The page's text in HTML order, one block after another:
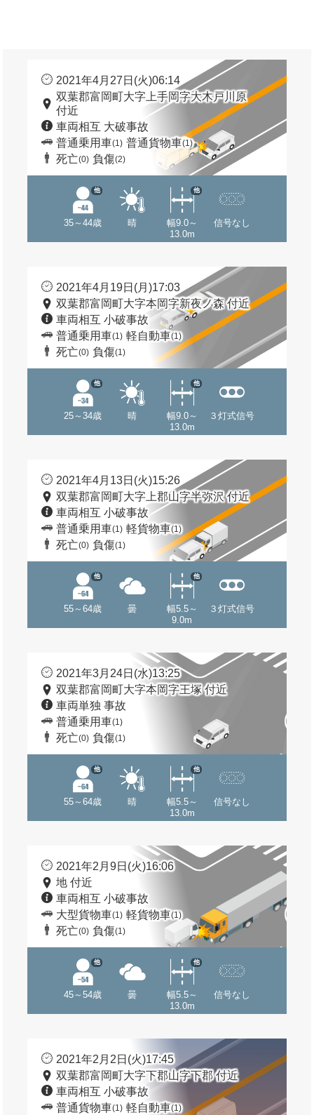
2021年4月27日(火)06:14
双葉郡富岡町大字上手岡字大木戸川原
付近
車両相互 大破事故
普通乗用車(1) 普通貨物車(1)
死亡(0) 負傷(2)
35～44歳
他
晴
幅9.0～
13.0m
他
信号なし
2021年4月19日(月)17:03
双葉郡富岡町大字本岡字新夜ノ森 付近
車両相互 小破事故
普通乗用車(1) 軽自動車(1)
死亡(0) 負傷(1)
25～34歳
他
晴
幅9.0～
13.0m
他
３灯式信号
2021年4月13日(火)15:26
双葉郡富岡町大字上郡山字半弥沢 付近
車両相互 小破事故
普通乗用車(1) 軽貨物車(1)
死亡(0) 負傷(1)
55～64歳
他
曇
幅5.5～
9.0m
他
３灯式信号
2021年3月24日(水)13:25
双葉郡富岡町大字本岡字王塚 付近
車両単独 事故
普通乗用車(1)
死亡(0) 負傷(1)
55～64歳
他
晴
幅5.5～
13.0m
他
信号なし
2021年2月9日(火)16:06
地 付近
車両相互 小破事故
大型貨物車(1) 軽貨物車(1)
死亡(0) 負傷(1)
45～54歳
他
曇
幅5.5～
13.0m
他
信号なし
2021年2月2日(火)17:45
双葉郡富岡町大字下郡山字下郡 付近
車両相互 小破事故
普通貨物車(1) 軽自動車(1)